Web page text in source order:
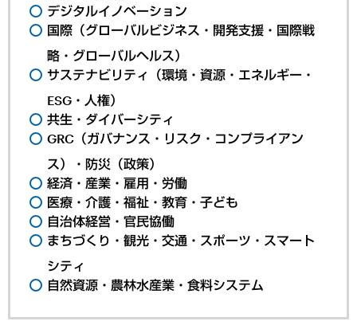
デジタルイノベーション
国際（グローバルビジネス・開発支援・国際戦
略・グローバルヘルス）
サステナビリティ（環境・資源・エネルギー・
ESG・人権）
共生・ダイバーシティ
GRC（ガバナンス・リスク・コンプライアン
ス）・防災（政策）
経済・産業・雇用・労働
医療・介護・福祉・教育・子ども
自治体経営・官民協働
まちづくり・観光・交通・スポーツ・スマート
シティ
自然資源・農林水産業・食料システム